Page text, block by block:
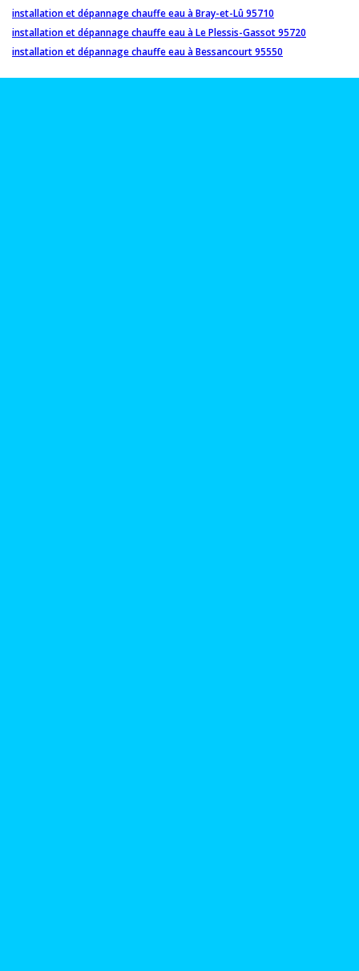
installation et dépannage chauffe eau à Bray-et-Lû 95710
installation et dépannage chauffe eau à Le Plessis-Gassot 95720
installation et dépannage chauffe eau à Bessancourt 95550